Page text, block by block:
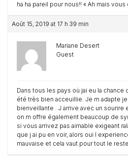
ha ha pareil pour nous!! « Ah mais vous
Août 15, 2019 at 17 h 39 min
Mariane Desert
Guest
Dans tous les pays où jai eu la chance
été très bien acceuillie. Je m adapte
bienveillante . J arrive avec un
on m offre également beaucoup de
si vous arrivez pas aimable exigeant
que j ai pu en voir, alors oui l
mauvaise et cela vaut pour tout le